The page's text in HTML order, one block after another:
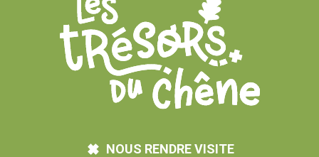
NOUS RENDRE VISITE